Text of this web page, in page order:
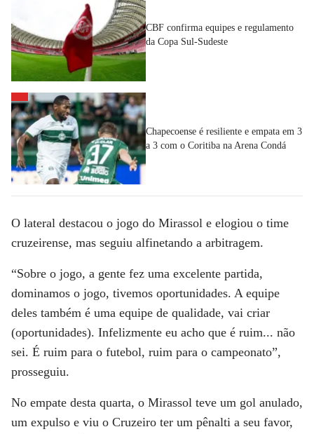
CBF confirma equipes e regulamento
da Copa Sul-Sudeste
Chapecoense é resiliente e empata em 3
a 3 com o Coritiba na Arena Condá
O lateral destacou o jogo do Mirassol e elogiou o time
cruzeirense, mas seguiu alfinetando a arbitragem.
“Sobre o jogo, a gente fez uma excelente partida,
dominamos o jogo, tivemos oportunidades. A equipe
deles também é uma equipe de qualidade, vai criar
(oportunidades). Infelizmente eu acho que é ruim... não
sei. É ruim para o futebol, ruim para o campeonato”,
prosseguiu.
No empate desta quarta, o Mirassol teve um gol anulado,
um expulso e viu o Cruzeiro ter um pênalti a seu favor,